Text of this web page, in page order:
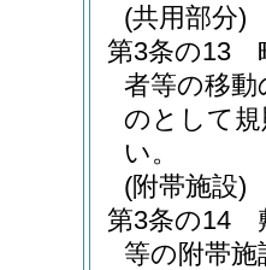
(共用部分)
第3条の13
者等の移
のとして
い。
(附帯施設)
第3条の14
等の附帯